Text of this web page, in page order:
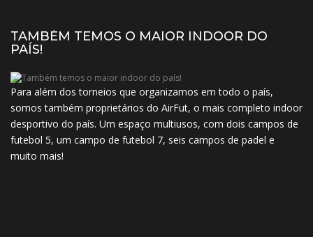
TAMBÉM TEMOS O MAIOR INDOOR DO
PAÍS!
Para além dos torneios que organizamos em todo o país,
somos também proprietários do AirFut, o mais completo indoor
desportivo do país. Um espaço multiusos, com dois campos de
futebol 5, um campo de futebol 7, seis campos de padel e
muito mais!